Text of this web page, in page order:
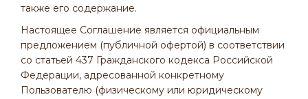
также его содержание.
Настоящее Соглашение является официальным
предложением (публичной офертой) в соответствии
со статьей 437 Гражданского кодекса Российской
Федерации, адресованной конкретному
Пользователю (физическому или юридическому